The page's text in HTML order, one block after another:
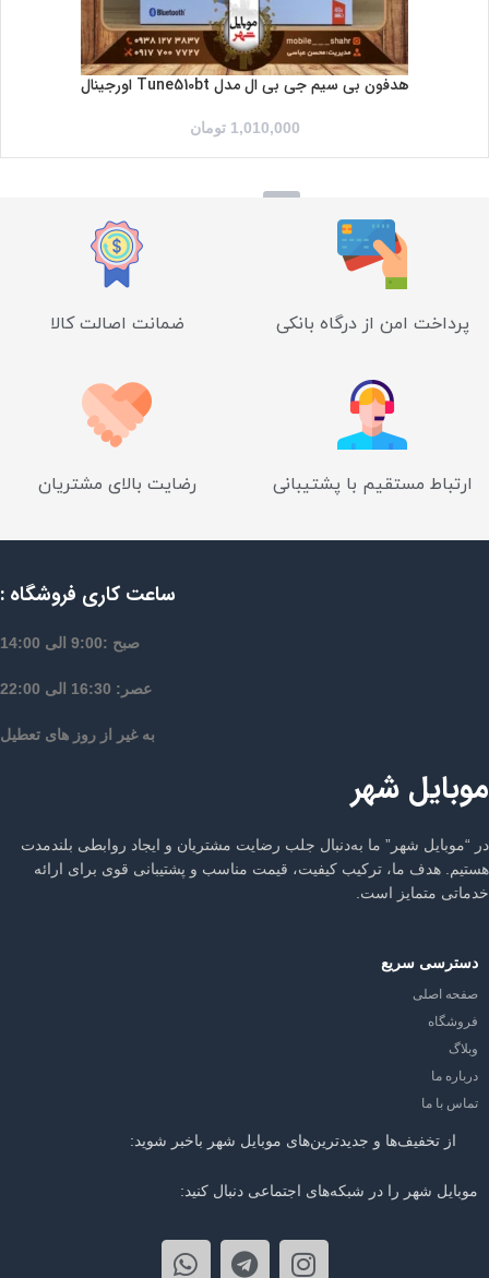
هدفون بی سیم جی بی ال مدل Tune510bt اورجینال
1,010,000 تومان
پرداخت امن از درگاه بانکی ضمانت اصالت کالا
ارتباط مستقیم با پشتیبانی رضایت بالای مشتریان
ساعت کاری فروشگاه :
صبح :9:00 الی 14:00
عصر: 16:30 الی 22:00
به غیر از روز های تعطیل
موبایل شهر
در “موبایل شهر” ما به‌دنبال جلب رضایت مشتریان و ایجاد روابطی بلندمدت
هستیم. هدف ما، ترکیب کیفیت، قیمت مناسب و پشتیبانی قوی برای ارائه
خدماتی متمایز است.
دسترسی سریع
صفحه اصلی
فروشگاه
وبلاگ
درباره ما
تماس با ما
از تخفیف‌ها و جدیدترین‌های موبایل شهر باخبر شوید:
موبایل شهر را در شبکه‌های اجتماعی دنبال کنید: